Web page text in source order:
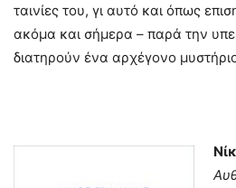
ταινίες του, γι αυτό και όπως
ακόμα και σήμερα – παρά την
διατηρούν ένα αρχέγονο